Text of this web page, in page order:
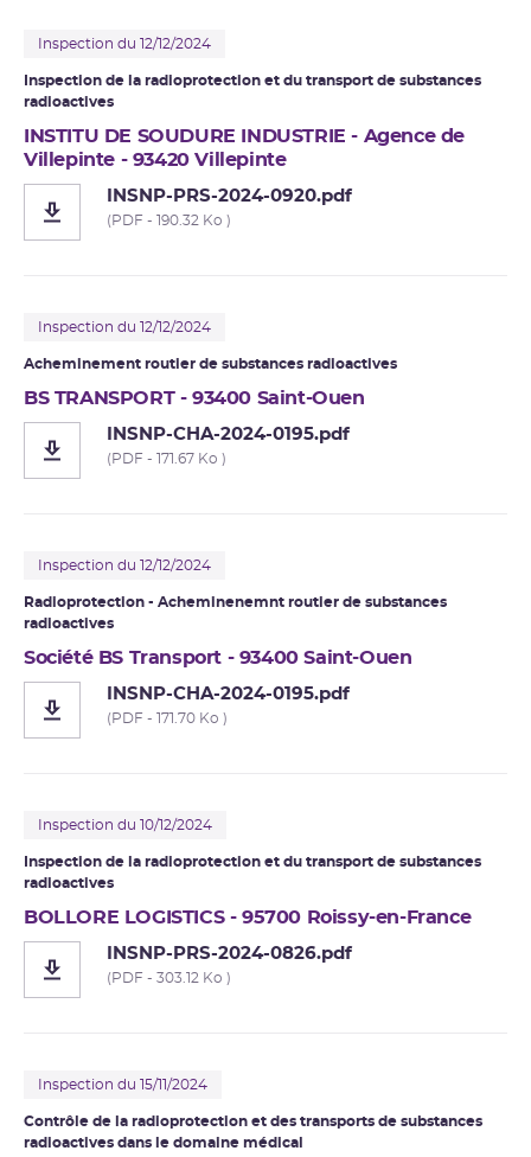
Inspection du 12/12/2024
Inspection de la radioprotection et du transport de substances
radioactives
INSTITU DE SOUDURE INDUSTRIE - Agence de
Villepinte - 93420 Villepinte
INSNP-PRS-2024-0920.pdf
(PDF - 190.32 Ko )
Inspection du 12/12/2024
Acheminement routier de substances radioactives
BS TRANSPORT - 93400 Saint-Ouen
INSNP-CHA-2024-0195.pdf
(PDF - 171.67 Ko )
Inspection du 12/12/2024
Radioprotection - Acheminenemnt routier de substances
radioactives
Société BS Transport - 93400 Saint-Ouen
INSNP-CHA-2024-0195.pdf
(PDF - 171.70 Ko )
Inspection du 10/12/2024
Inspection de la radioprotection et du transport de substances
radioactives
BOLLORE LOGISTICS - 95700 Roissy-en-France
INSNP-PRS-2024-0826.pdf
(PDF - 303.12 Ko )
Inspection du 15/11/2024
Contrôle de la radioprotection et des transports de substances
radioactives dans le domaine médical